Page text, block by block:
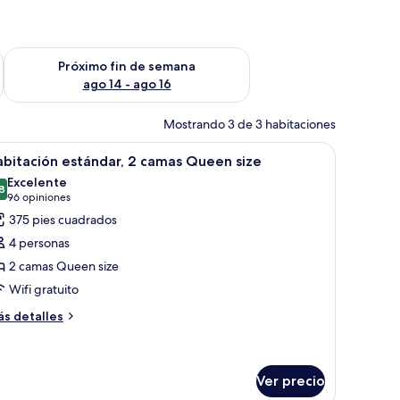
semana ago 7 - ago 9
Próximo fin de semana
ago 14 - ago 16
Consulta la disponibilidad para el próximo fin de semana ago
Mostrando 3 de 3 habitaciones
y cortinas blackout Habitación de hotel con dos camas, un
4 estándar, 2 camas Queen size
de 10
Excelente
96 opiniones
(96
opiniones)
375 pies cuadrados
4 personas
2 camas Queen size
Wifi gratuito
detalles
Ver precio